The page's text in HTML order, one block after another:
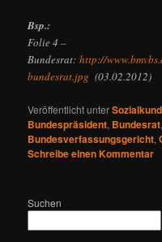
Bsp.:
Folie 4 –
Bundesrat:http://
bundesrat.jpg (03.02.2012)
Veröffentlicht unter
Bundespräsident, Bundesrat,
Bundesverfassungsgericht,
Schreibe einen Kommentar
Suchen